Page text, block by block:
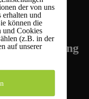
und
und
der von uns
erhalten und
können die
und Cookies
(z.B. in der
auf unserer